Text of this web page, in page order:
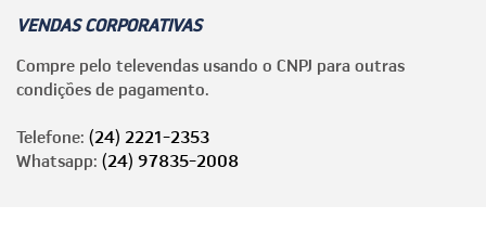
VENDAS CORPORATIVAS
Compre pelo televendas usando o CNPJ para outras
condições de pagamento.
Telefone: (24) 2221-2353
Whatsapp: (24) 97835-2008